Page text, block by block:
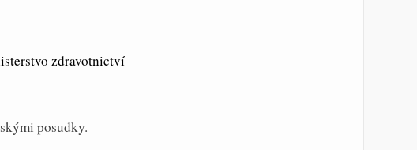
zdravotnictví
posudky.